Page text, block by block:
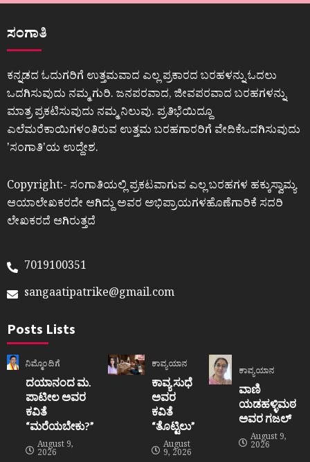
ಸಂಗಾತಿ
ಕನ್ನಡದ ಓದುಗರಿಗೆ ಉತ್ತಮವಾದ ಎಲ್ಲ ಪ್ರಕಾರದ ಬರಹಳನ್ನು ಓದಲು
ಒದಗಿಸುವುದು ನಮ್ಮ ಗುರಿ. ಜನಪರವಾದ, ಜೀವಪರವಾದ ಬರಹಗಳನ್ನು
ಮಾತ್ರ ಪ್ರಕಟಿಸುವುದು ನಮ್ಮ ನಿಲುವು. ಪ್ರತಿಭೆಯಿದ್ದೂ
ಎಲೆಮರೆಕಾಯಿಗಳಂತಿರುವ ಉತ್ತಮ ಬರಹಗಾರರಿಗೆ ವೇದಿಕೆಒದಗಿಸುವುದು
ʼಸಂಗಾತಿʼಯ ಉದ್ದೇಶ.
Copyright:- ಸಂಗಾತಿಯಲ್ಲಿ ಪ್ರಕಟವಾಗುವ ಎಲ್ಲ ಬರಹಗಳ ಹಕ್ಕುಸ್ವಾಮ್ಯ
ಆಯಾಲೇಖಕರದೇ ಆಗಿದ್ದು ಅವರ ಅಭಿಪ್ರಾಯಗಳಹೊಣೆಗಾರಿಕೆ ಸದರಿ
ಲೇಖಕರದೆ ಆಗಿರುತ್ತದೆ
7019100351
sangaatipatrike@gmail.com
Posts Lists
ನಿಮ್ಮೊಂದಿಗೆ
ದಯಾನಂದ ಮ.
ಪಾಟೀಲ ಅವರ
ಕವಿತೆ
“ಮರೆಯಬೇಕು?”
August 9,
2026
ಕಾವ್ಯಯಾನ
ಕಾವ್ಯ ಸುಧೆ
ಅವರ
ಕವಿತೆ
“ತೊಟ್ಟಿಲು”
August
9, 2026
ಕಾವ್ಯಯಾನ
ವಾಣಿ
ಯಡಹಳ್ಳಿಮಠ
ಅವರ ಗಜಲ್
August 9,
2026